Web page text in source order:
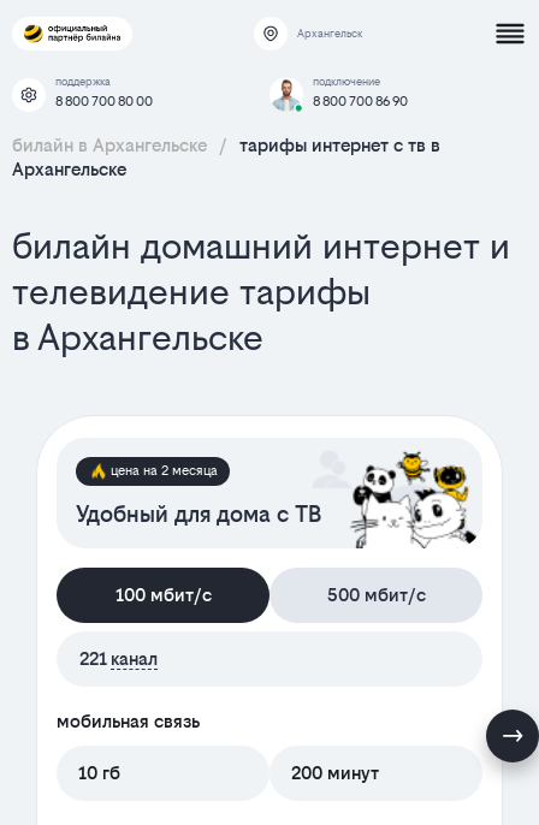
Архангельск
поддержка
8 800 700 80 00
подключение
8 800 700 86 90
билайн в Архангельске /
тарифы интернет c тв в
Архангельске
билайн домашний интернет и
телевидение тарифы
в Архангельске
цена на 2 месяца
Удобный для дома с ТВ
100 мбит/с 500 мбит/с
221 канал
мобильная связь
10 гб 200 минут